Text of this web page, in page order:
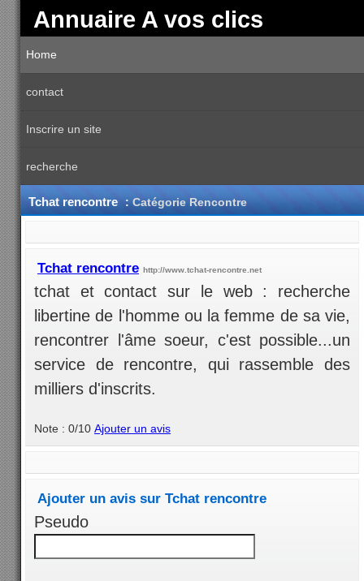
Annuaire A vos clics
Home
contact
Inscrire un site
recherche
Tchat rencontre : Catégorie Rencontre
Tchat rencontre http://www.tchat-rencontre.net
tchat et contact sur le web : recherche
libertine de l'homme ou la femme de sa vie,
rencontrer l'âme soeur, c'est possible...un
service de rencontre, qui rassemble des
milliers d'inscrits.
Note : 0/10 Ajouter un avis
Ajouter un avis sur Tchat rencontre
Pseudo